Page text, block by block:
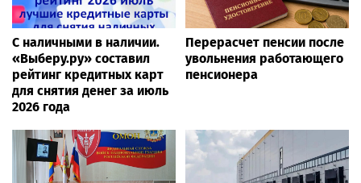
С наличными в наличии.
«Выберу.ру» составил
рейтинг кредитных карт
для снятия денег за июль
2026 года
Перерасчет пенсии после
увольнения работающего
пенсионера